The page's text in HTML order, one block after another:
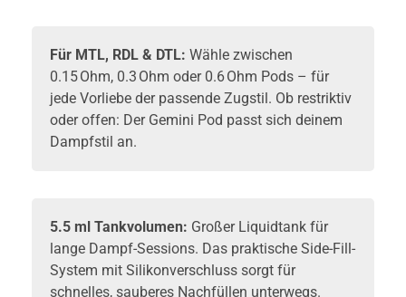
Für MTL, RDL & DTL: Wähle zwischen
0.15 Ohm, 0.3 Ohm oder 0.6 Ohm Pods – für
jede Vorliebe der passende Zugstil. Ob restriktiv
oder offen: Der Gemini Pod passt sich deinem
Dampfstil an.
5.5 ml Tankvolumen: Großer Liquidtank für
lange Dampf-Sessions. Das praktische Side-Fill-
System mit Silikonverschluss sorgt für
schnelles, sauberes Nachfüllen unterwegs.